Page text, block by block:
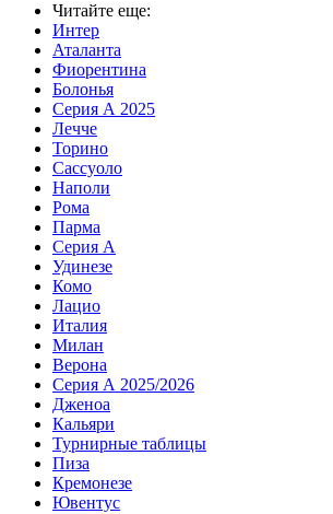
Читайте еще:
Интер
Аталанта
Фиорентина
Болонья
Серия А 2025
Лечче
Торино
Сассуоло
Наполи
Рома
Парма
Серия А
Удинезе
Комо
Лацио
Италия
Милан
Верона
Серия А 2025/2026
Дженоа
Кальяри
Турнирные таблицы
Пиза
Кремонезе
Ювентус